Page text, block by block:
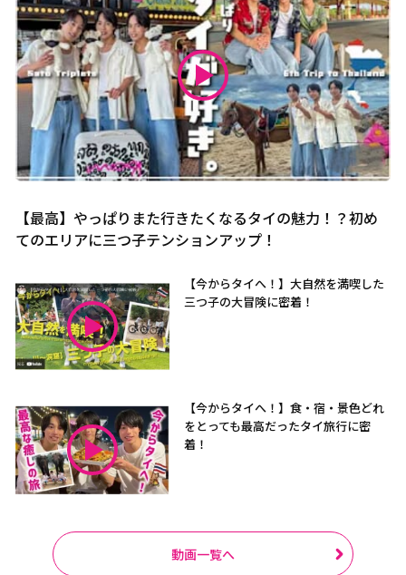
【最高】やっぱりまた行きたくなるタイの魅力！？初め
てのエリアに三つ子テンションアップ！
【今からタイへ！】大自然を満喫した
三つ子の大冒険に密着！
【今からタイへ！】食・宿・景色どれ
をとっても最高だったタイ旅行に密
着！
動画一覧へ